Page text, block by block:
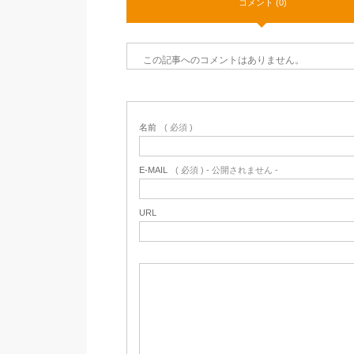
コメント (0)
この記事へのコメントはありません。
名前 ( 必須 )
E-MAIL ( 必須 ) - 公開されません -
URL